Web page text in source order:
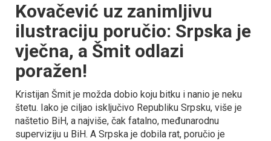
Kovačević uz zanimljivu
ilustraciju poručio: Srpska je
vječna, a Šmit odlazi
poražen!
Kristijan Šmit je možda dobio koju bitku i nanio je neku
štetu. Iako je ciljao isključivo Republiku Srpsku, više je
naštetio BiH, a najviše, čak fatalno, međunarodnu
superviziju u BiH. A Srpska je dobila rat, poručio je